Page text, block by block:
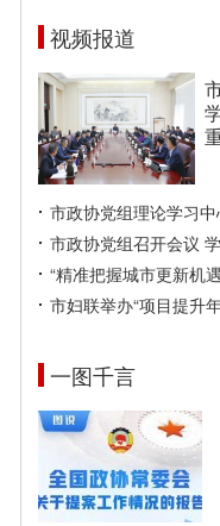
视频报道
市政协党组理论学习
市政协党组召开会议
“精准把握城市更新机
市妇联举办“项目提升
一图千言